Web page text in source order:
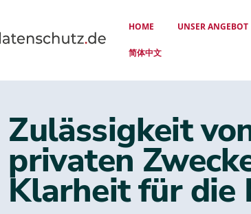
HOME UNSER ANGEBOT
简体中文
Zulässigkeit
privaten
Klarheit für die